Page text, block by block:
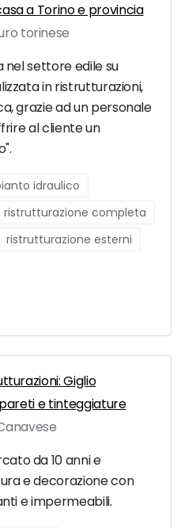
a Torino e provincia
torinese
nel settore edile su
in ristrutturazioni,
grazie ad un personale
al cliente un
idraulico
ristrutturazione completa
ristrutturazione esterni
Giglio
e tinteggiature
da 10 anni e
e decorazione con
e impermeabili.